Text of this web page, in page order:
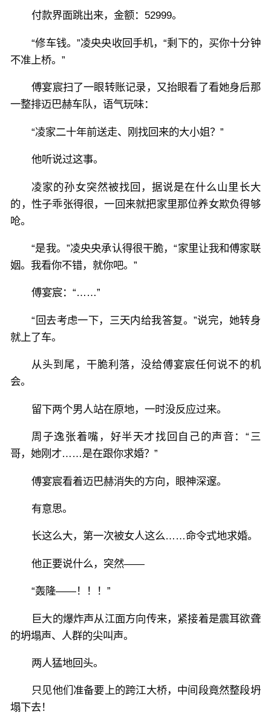
付款界面跳出来，金额：52999。
“修车钱。”凌央央收回手机，“剩下的，买你十分钟
不准上桥。”
傅宴宸扫了一眼转账记录，又抬眼看了看她身后那
一整排迈巴赫车队，语气玩味：
“凌家二十年前送走、刚找回来的大小姐？”
他听说过这事。
凌家的孙女突然被找回，据说是在什么山里长大
的，性子乖张得很，一回来就把家里那位养女欺负得够
呛。
“是我。”凌央央承认得很干脆，“家里让我和傅家联
姻。我看你不错，就你吧。”
傅宴宸：“……”
“回去考虑一下，三天内给我答复。”说完，她转身
就上了车。
从头到尾，干脆利落，没给傅宴宸任何说不的机
会。
留下两个男人站在原地，一时没反应过来。
周子逸张着嘴，好半天才找回自己的声音：“三
哥，她刚才……是在跟你求婚？”
傅宴宸看着迈巴赫消失的方向，眼神深邃。
有意思。
长这么大，第一次被女人这么……命令式地求婚。
他正要说什么，突然——
“轰隆——！！！”
巨大的爆炸声从江面方向传来，紧接着是震耳欲聋
的坍塌声、人群的尖叫声。
两人猛地回头。
只见他们准备要上的跨江大桥，中间段竟然整段坍
塌下去！